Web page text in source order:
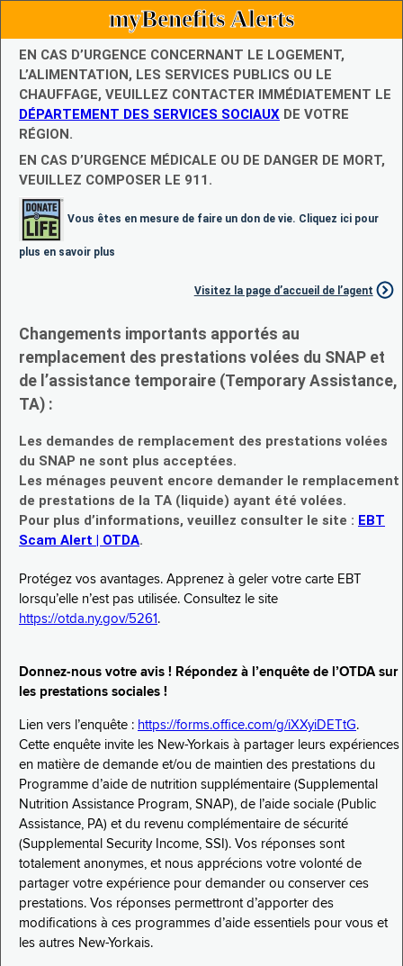
myBenefits Alerts
EN CAS D’URGENCE CONCERNANT LE LOGEMENT,
L’ALIMENTATION, LES SERVICES PUBLICS OU LE
CHAUFFAGE, VEUILLEZ CONTACTER IMMÉDIATEMENT LE
DÉPARTEMENT DES SERVICES SOCIAUX DE VOTRE
RÉGION.
EN CAS D’URGENCE MÉDICALE OU DE DANGER DE MORT,
VEUILLEZ COMPOSER LE 911.
Vous êtes en mesure de faire un don de vie. Cliquez ici pour
plus en savoir plus
Visitez la page d’accueil de l’agent
Changements importants apportés au
remplacement des prestations volées du SNAP et
de l’assistance temporaire (Temporary Assistance,
TA) :
Les demandes de remplacement des prestations volées
du SNAP ne sont plus acceptées.
Les ménages peuvent encore demander le remplacement
de prestations de la TA (liquide) ayant été volées.
Pour plus d’informations, veuillez consulter le site : EBT
Scam Alert | OTDA.
Protégez vos avantages. Apprenez à geler votre carte EBT
lorsqu’elle n’est pas utilisée. Consultez le site
https://otda.ny.gov/5261 .
Donnez-nous votre avis ! Répondez à l’enquête de l’OTDA sur
les prestations sociales !
Lien vers l’enquête : https://forms.office.com/g/iXXyiDETtG.
Cette enquête invite les New-Yorkais à partager leurs expériences
en matière de demande et/ou de maintien des prestations du
Programme d’aide de nutrition supplémentaire (Supplemental
Nutrition Assistance Program, SNAP), de l’aide sociale (Public
Assistance, PA) et du revenu complémentaire de sécurité
(Supplemental Security Income, SSI). Vos réponses sont
totalement anonymes, et nous apprécions votre volonté de
partager votre expérience pour demander ou conserver ces
prestations. Vos réponses permettront d’apporter des
modifications à ces programmes d’aide essentiels pour vous et
les autres New-Yorkais.